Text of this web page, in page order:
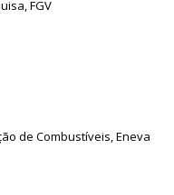
FGV
de Combustíveis, Eneva